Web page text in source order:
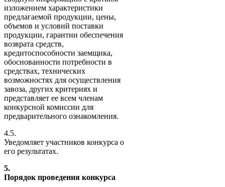
изложением характеристики
предлагаемой продукции, цены,
объемов и условий поставки
продукции, гарантии обеспечения
возврата средств,
кредитоспособности заемщика,
обоснованности потребности в
средствах, технических
возможностях для осуществления
завоза, других критериях и
представляет ее всем членам
конкурсной комиссии для
предварительного ознакомления.
4.5.
Уведомляет участников конкурса о
его результатах.
5.
Порядок проведения конкурса